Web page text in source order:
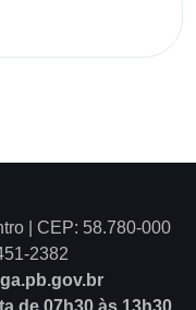
| CEP: 58.780-000
2382
de 07h30 às 13h30